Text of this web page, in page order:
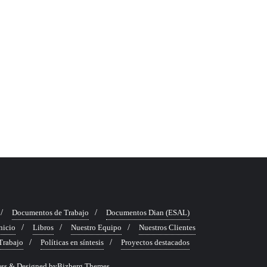
Documentos de Trabajo
Documentos Dian (ESAL)
Libros Nuestro Equipo
Nuestros Clientes
Políticas en síntesis Proyectos destacados